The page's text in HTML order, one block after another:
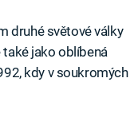
druhé světové války
také jako oblíbená
kdy v soukromých